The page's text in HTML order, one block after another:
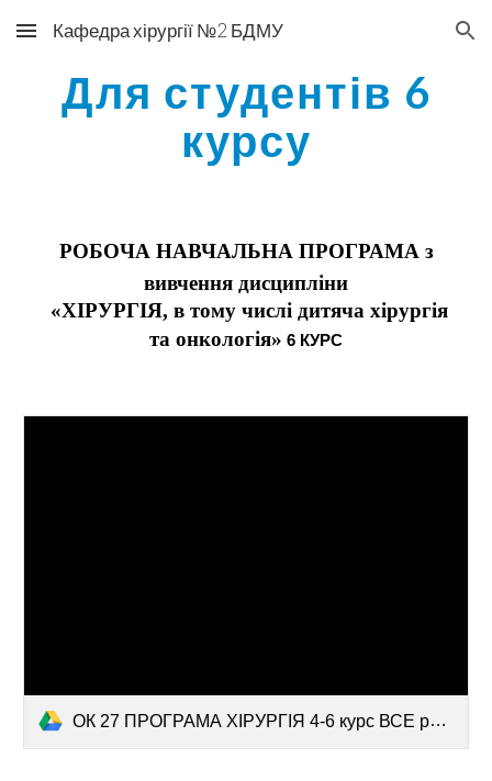
Skip to main content Skip to navigation
Кафедра хірургії №2 БДМУ
Для студентів 6
курсу
РОБОЧА НАВЧАЛЬНА ПРОГРАМА з
вивчення дисципліни
«ХІРУРГІЯ, в тому числі дитяча хірургія
та онкологія» 6 КУРС
ОК 27 ПРОГРАМА ХІРУРГІЯ 4-6 курс ВСЕ разом.pdf